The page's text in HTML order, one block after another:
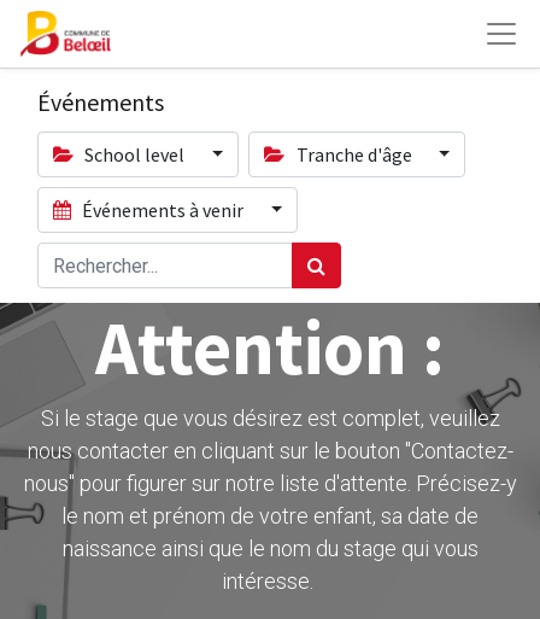
Événements
School level Tranche d'âge
Événements à venir
Attention :
Si le stage que vous désirez est complet, veuillez
nous contacter en cliquant sur le bouton ''Contactez-
nous" pour figurer sur notre liste d'attente. Précisez-y
le nom et prénom de votre enfant, sa date de
naissance ainsi que le nom du stage qui vous
intéresse.